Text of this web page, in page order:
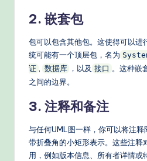
M
2. 嵌套包
包可以包含其他包。这使得可以进
统可能有一个顶层包，名为
证 , 数据库 ，以及 接口 。这种嵌
之间的边界。
3. 注释和备注
与任何UML图一样，你可以将注
带折叠角的小矩形表示。这些注释
用，例如版本信息、所有者详情或